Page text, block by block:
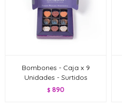
Bombones - Caja x 9
Unidades - Surtidos
$ 890